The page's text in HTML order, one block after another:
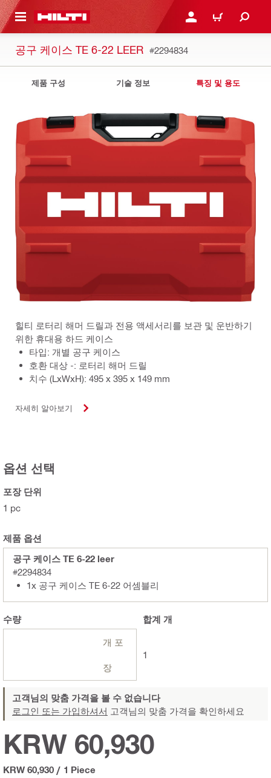
으로 건너뛰기 로그인 또는 회원가입
장바구니
공구 케이스 TE 6-22 LEER #2294834
제품 구성 기술 정보 특징 및 용도
힐티 로터리 해머 드릴과 전용 액세서리를 보관 및 운반하기
위한 휴대용 하드 케이스
타입: 개별 공구 케이스
호환 대상 -: 로터리 해머 드릴
치수 (LxWxH): 495 x 395 x 149 mm
자세히 알아보기
옵션 선택
포장 단위
1 pc
제품 옵션
공구 케이스 TE 6-22 leer
#2294834
1x 공구 케이스 TE 6-22 어셈블리
수량
개 포
장
합계 개
1
고객님의 맞춤 가격을 볼 수 없습니다
로그인 또는 가입하셔서 고객님의 맞춤 가격을 확인하세요
KRW 60,930
KRW 60,930 / 1 Piece